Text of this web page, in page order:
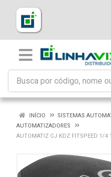
INÍCIO
SISTEMAS
AUTOMATIZADORES
AUTOMATIZ CJ KDZ FITSPEED 1/4